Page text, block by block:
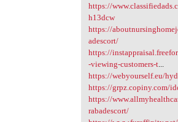
https://
h13dcw
https://
adescort/
https://
-viewing-customers-t...
https://webyourself.eu/
https://grpz.copiny.com/
https://
rabadescort/